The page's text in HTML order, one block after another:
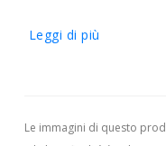
Leggi di più
Le immagini di questo